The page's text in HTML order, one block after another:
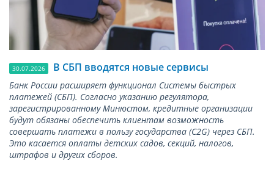
30.07.2026 В СБП вводятся новые сервисы
Банк России расширяет функционал Системы быстрых
платежей (СБП). Согласно указанию регулятора,
зарегистрированному Минюстом, кредитные организации
будут обязаны обеспечить клиентам возможность
совершать платежи в пользу государства (С2G) через СБП.
Это касается оплаты детских садов, секций, налогов,
штрафов и других сборов.